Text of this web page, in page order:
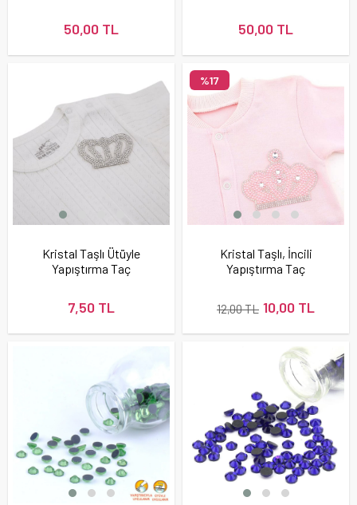
50,00 TL 50,00 TL
Kristal Taşlı Ütüyle
Yapıştırma Taç
7,50 TL
Kristal Taşlı, İncili
Yapıştırma Taç
10,00 TL
12,00 TL
%17